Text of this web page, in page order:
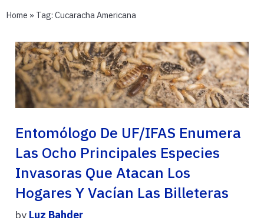
Home » Tag: Cucaracha Americana
Entomólogo De UF/IFAS Enumera
Las Ocho Principales Especies
Invasoras Que Atacan Los
Hogares Y Vacían Las Billeteras
by Luz Bahder